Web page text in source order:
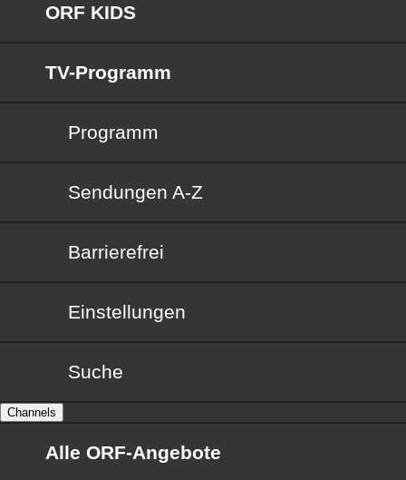
ORF KIDS
TV-Programm
Programm
Sendungen von A bis Z
Sendungen A-Z
Barrierefrei
Barrierefrei
Einstellungen
Suche
Channels
Alle ORF-Angebote